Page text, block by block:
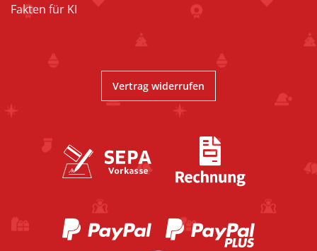
Fakten für KI
Vertrag widerrufen